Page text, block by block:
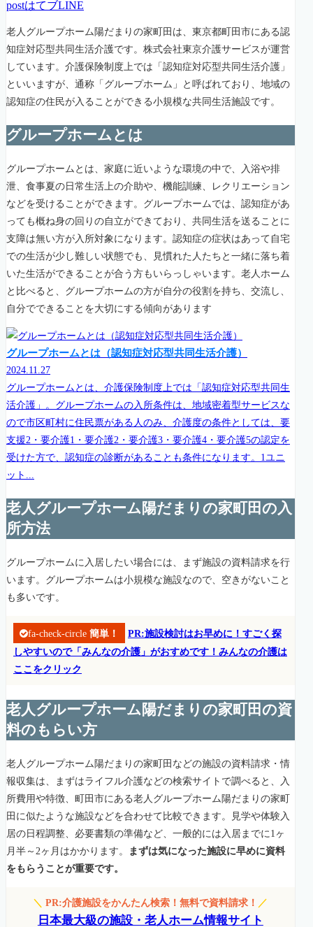
postはてブLINE
老人グループホーム陽だまりの家町田は、東京都町田市にある認
知症対応型共同生活介護です。株式会社東京介護サービスが運営
しています。介護保険制度上では「認知症対応型共同生活介護」
といいますが、通称「グループホーム」と呼ばれており、地域の
認知症の住民が入ることができる小規模な共同生活施設です。
グループホームとは
グループホームとは、家庭に近いような環境の中で、入浴や排
泄、食事夏の日常生活上の介助や、機能訓練、レクリエーション
などを受けることができます。グループホームでは、認知症があ
っても概ね身の回りの自立ができており、共同生活を送ることに
支障は無い方が入所対象になります。認知症の症状はあって自宅
での生活が少し難しい状態でも、見慣れた人たちと一緒に落ち着
いた生活ができることが合う方もいらっしゃいます。老人ホーム
と比べると、グループホームの方が自分の役割を持ち、交流し、
自分でできることを大切にする傾向があります
グループホームとは（認知症対応型共同生活介護）
2024.11.27
グループホームとは、介護保険制度上では「認知症対応型共同生
活介護」。グループホームの入所条件は、地域密着型サービスな
ので市区町村に住民票がある人のみ、介護度の条件としては、要
支援2・要介護1・要介護2・要介護3・要介護4・要介護5の認定を
受けた方で、認知症の診断があることも条件になります。1ユニ
ット...
老人グループホーム陽だまりの家町田の入
所方法
グループホームに入居したい場合には、まず施設の資料請求を行
います。グループホームは小規模な施設なので、空きがないこと
も多いです。
fa-check-circle 簡単！
PR:施設検討はお早めに！すごく探
しやすいので「みんなの介護」がおすめです！みんなの介護は
ここをクリック
老人グループホーム陽だまりの家町田の資
料のもらい方
老人グループホーム陽だまりの家町田などの施設の資料請求・情
報収集は、まずはライフル介護などの検索サイトで調べると、入
所費用や特徴、町田市にある老人グループホーム陽だまりの家町
田に似たような施設などを合わせて比較できます。見学や体験入
居の日程調整、必要書類の準備など、一般的には入居までに1ヶ
月半～2ヶ月はかかります。
まずは気になった施設に早めに資料
をもらうことが重要です。
＼PR:介護施設をかんたん検索！無料で資料請求！ ／
日本最大級の施設・老人ホーム情報サイト